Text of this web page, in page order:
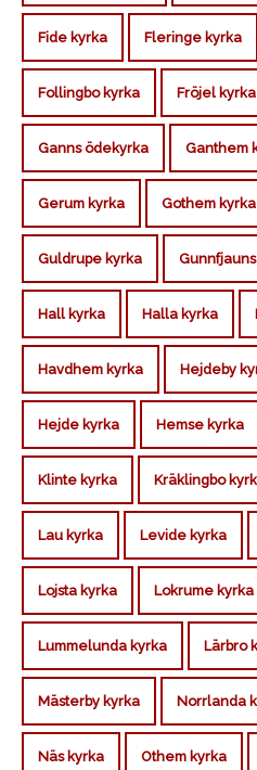
Fide kyrka Fleringe kyrka
Follingbo kyrka Fröjel kyrka
Ganns ödekyrka Ganthem
Gerum kyrka Gothem kyrka
Guldrupe kyrka
Hall kyrka Halla kyrka
Havdhem kyrka Hejdeby
Hejde kyrka Hemse kyrka
Klinte kyrka Kräklingbo
Lau kyrka Levide kyrka
Lojsta kyrka Lokrume kyrka
Lummelunda kyrka Lärbro
Mästerby kyrka Norrlanda
Näs kyrka Othem kyrka